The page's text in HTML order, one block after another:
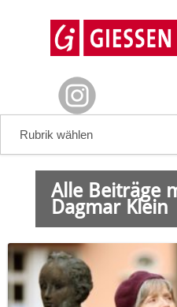
Alle Beiträge
Dagmar Klein